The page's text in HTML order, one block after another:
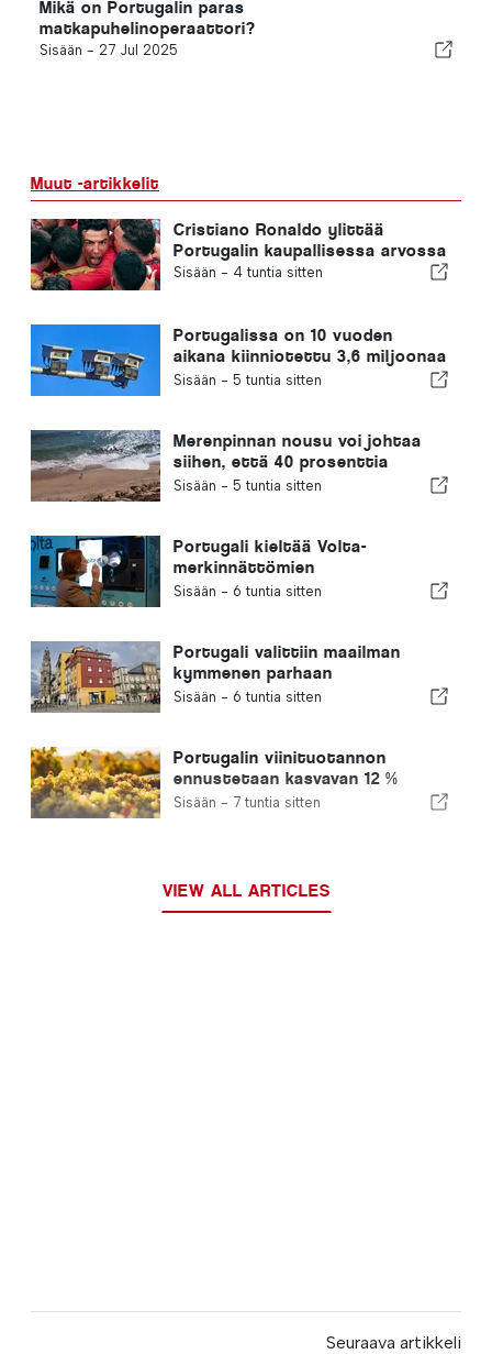
Mikä on Portugalin paras
matkapuhelinoperaattori?
Sisään - 27 Jul 2025
Muut -artikkelit
Cristiano Ronaldo ylittää
Portugalin kaupallisessa arvossa
Sisään - 4 tuntia sitten
Portugalissa on 10 vuoden
aikana kiinniotettu 3,6 miljoonaa
ylinopeutta ajanutta kuljettajaa
Sisään - 5 tuntia sitten
Merenpinnan nousu voi johtaa
siihen, että 40 prosenttia
Portugalin rannoista katoaa
Sisään - 5 tuntia sitten
Portugali kieltää Volta-
merkinnättömien
kertakäyttöisten
Sisään - 6 tuntia sitten
Portugali valittiin maailman
kymmenen parhaan
ulkomaalaisten asuinmaan
Sisään - 6 tuntia sitten
Portugalin viinituotannon
ennustetaan kasvavan 12 %
tämän sadon aikana
Sisään - 7 tuntia sitten
VIEW ALL ARTICLES
Seuraava artikkeli